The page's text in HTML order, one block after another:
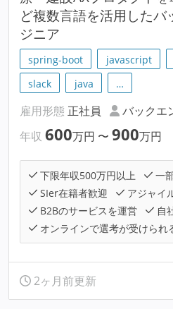
ど複数言語を活用した
ジニア
spring-boot javascript
slack
java …
雇用形態 正社員 バックエ
年収 600万円 〜 900万円
下限年収500万円以上
一
SIer在籍者歓迎
アジャイ
B2Bのサービスを運営
自
オンラインで選考が受けられ
2ヶ月前更新